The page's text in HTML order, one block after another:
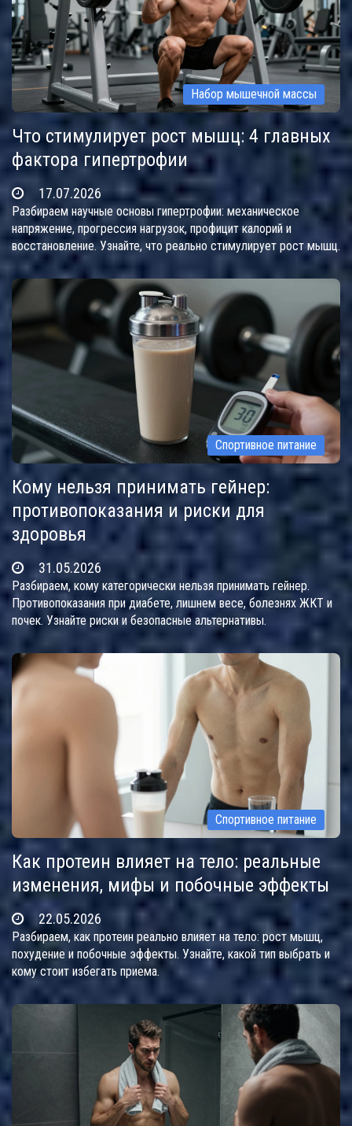
Набор мышечной массы
Что стимулирует рост мышц: 4 главных
фактора гипертрофии
17.07.2026
Разбираем научные основы гипертрофии: механическое
напряжение, прогрессия нагрузок, профицит калорий и
восстановление. Узнайте, что реально стимулирует рост мышц.
Спортивное питание
Кому нельзя принимать гейнер:
противопоказания и риски для
здоровья
31.05.2026
Разбираем, кому категорически нельзя принимать гейнер.
Противопоказания при диабете, лишнем весе, болезнях ЖКТ и
почек. Узнайте риски и безопасные альтернативы.
Спортивное питание
Как протеин влияет на тело: реальные
изменения, мифы и побочные эффекты
22.05.2026
Разбираем, как протеин реально влияет на тело: рост мышц,
похудение и побочные эффекты. Узнайте, какой тип выбрать и
кому стоит избегать приема.